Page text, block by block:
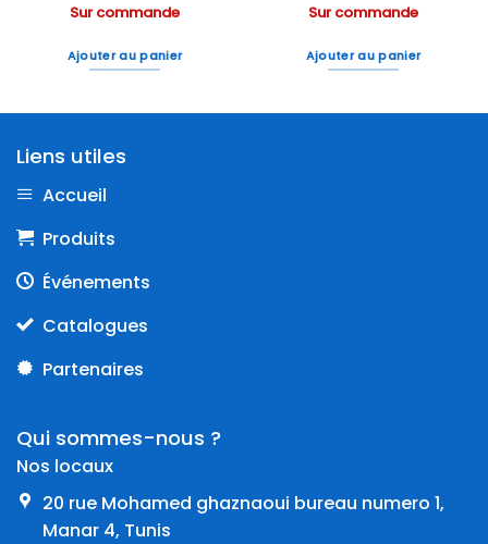
Sur commande
Ajouter au panier
Sur commande
Ajouter au panier
Liens utiles
Accueil
Produits
Événements
Catalogues
Partenaires
Qui sommes-nous ?
Nos locaux
20 rue Mohamed ghaznaoui bureau numero 1,
Manar 4, Tunis